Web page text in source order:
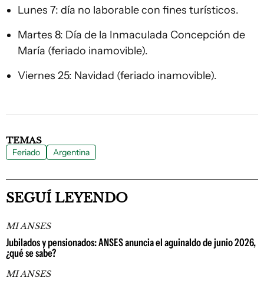
Lunes 7: día no laborable con fines turísticos.
Martes 8: Día de la Inmaculada Concepción de
María (feriado inamovible).
Viernes 25: Navidad (feriado inamovible).
TEMAS
Feriado Argentina
SEGUÍ LEYENDO
MI ANSES
Jubilados y pensionados: ANSES anuncia el aguinaldo de junio 2026,
¿qué se sabe?
MI ANSES